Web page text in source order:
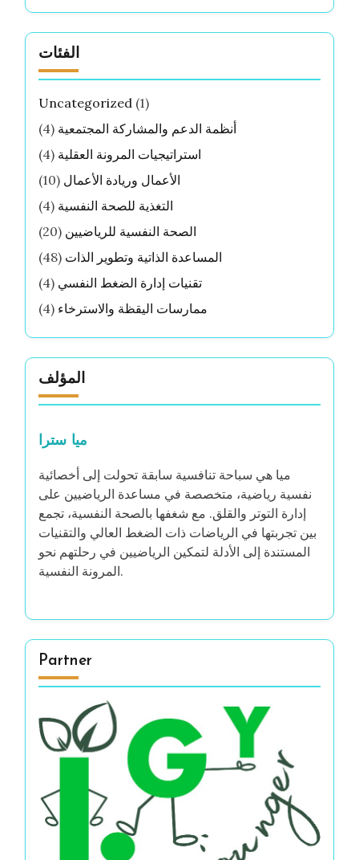
الفئات
Uncategorized (1)
أنظمة الدعم والمشاركة المجتمعية (4)
استراتيجيات المرونة العقلية (4)
الأعمال وريادة الأعمال (10)
التغذية للصحة النفسية (4)
الصحة النفسية للرياضيين (20)
المساعدة الذاتية وتطوير الذات (48)
تقنيات إدارة الضغط النفسي (4)
ممارسات اليقظة والاسترخاء (4)
المؤلف
ميا سترا
ميا هي سباحة تنافسية سابقة تحولت إلى أخصائية
نفسية رياضية، متخصصة في مساعدة الرياضيين على
إدارة التوتر والقلق. مع شغفها بالصحة النفسية، تجمع
بين تجربتها في الرياضات ذات الضغط العالي والتقنيات
المستندة إلى الأدلة لتمكين الرياضيين في رحلتهم نحو
المرونة النفسية.
Partner